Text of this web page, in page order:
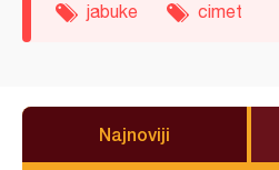
jabuke cimet
Najnoviji